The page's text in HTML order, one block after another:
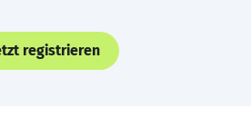
registrieren